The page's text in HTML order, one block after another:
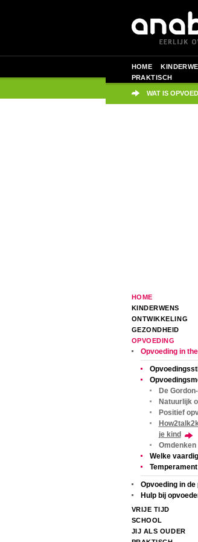
HOME
PRAKTISCH
WAT IS
HOME
KINDERWENS
ONTWIKKELING
GEZONDHEID
OPVOEDING
Opvoeding in
De
Natuurlijk
Positief
je kind
Omdenken
Welke
Temperament
Opvoeding in
Hulp bij
VRIJE TIJD
SCHOOL
JIJ ALS OUDER